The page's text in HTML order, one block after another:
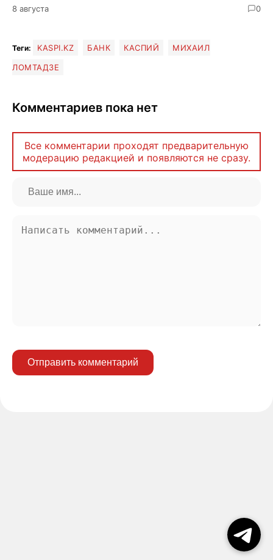
8 августа 0
Теги: KASPI.KZ БАНК КАСПИЙ
МИХАИЛ
ЛОМТАДЗЕ
Комментариев пока нет
Все комментарии проходят предварительную
модерацию редакцией и появляются не сразу.
Отправить комментарий